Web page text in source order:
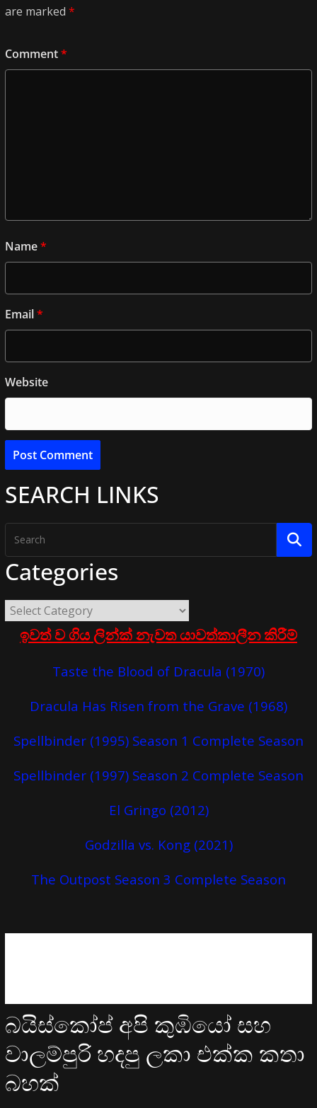
are marked *
Comment*
Name*
Email*
Website
SEARCH LINKS
Categories
ඉවත් ව ගිය ලින්ක් නැවත යාවත්කාලීන කිරීම්
Taste the Blood of Dracula (1970)
Dracula Has Risen from the Grave (1968)
Spellbinder (1995) Season 1 Complete Season
Spellbinder (1997) Season 2 Complete Season
El Gringo (2012)
Godzilla vs. Kong (2021)
The Outpost Season 3 Complete Season
බයිස්කෝප් අපි කුඹියෝ සහ
වාලම්පුරි හදපු ලකා එක්ක කතා
බහක්